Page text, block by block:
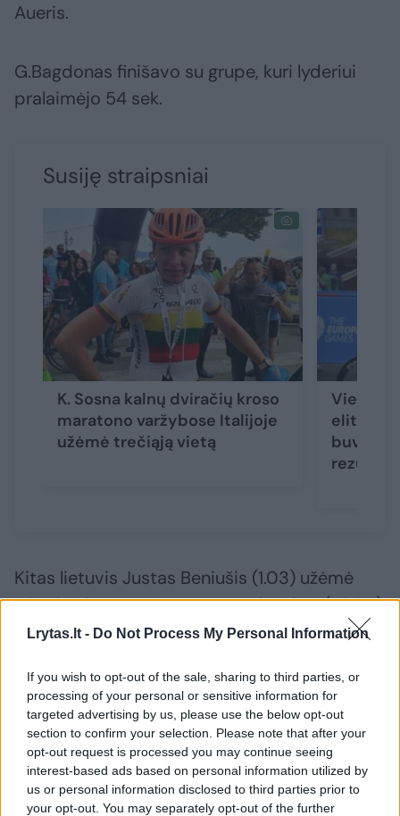
Lrytas.lt - Do Not Process My Personal Information
If you wish to opt-out of the sale, sharing to third parties, or
processing of your personal or sensitive information for
targeted advertising by us, please use the below opt-out
section to confirm your selection. Please note that after your
opt-out request is processed you may continue seeing
interest-based ads based on personal information utilized by
us or personal information disclosed to third parties prior to
your opt-out. You may separately opt-out of the further
Aueris.
G.Bagdonas finišavo su grupe, kuri lyderiui
pralaimėjo 54 sek.
Susiję straipsniai
K. Sosna kalnų dviračių kroso
maratono varžybose Italijoje
užėmė trečiąją vietą
Viena
elitą: R.
buvo
Kitas lietuvis Justas Beniušis (1.03) užėmė
68-ąją vietą, Ramūnas Navardauskas (+3.08)
– 80-ąją, Rojus Adomaitis (+6.14) – 88-ąją, o
Iš 134 startavusių dviratininkų klasifikuoti 116.
Kaip sakė mūsiškių treneris Valerijus
Konovalovas, didžiausios viltys šioje lygumų